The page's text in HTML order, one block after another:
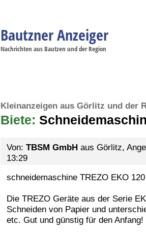
Bautzner Anzeiger
Nachrichten aus Bautzen und der Region
Kleinanzeigen aus Görlitz und der
Biete:
Von: TBSM GmbHaus Görlitz,
13:29
schneidemaschine TREZO EKO 120
Die TREZO Geräte aus der Serie
Schneiden von Papier und
etc. Gut und günstig für den Anfang!